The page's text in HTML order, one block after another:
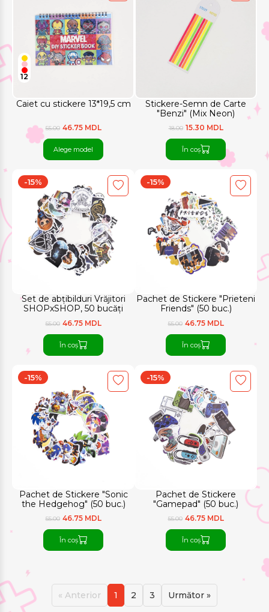
Caiet cu stickere 13*19,5 cm
12
55.00 46.75 MDL
Alege model
Stickere-Semn de Carte
"Benzi" (Mix Neon)
18.00 15.30 MDL
În coș
Set de abțibilduri Vrăjitori
SHOPxSHOP, 50 bucăți
-15%
55.00 46.75 MDL
În coș
Pachet de Stickere "Prieteni
Friends" (50 buc.)
-15%
55.00 46.75 MDL
În coș
Pachet de Stickere "Sonic
the Hedgehog" (50 buc.)
-15%
55.00 46.75 MDL
În coș
Pachet de Stickere
"Gamepad" (50 buc.)
-15%
55.00 46.75 MDL
În coș
« Anterior 1 2 3 Următor »